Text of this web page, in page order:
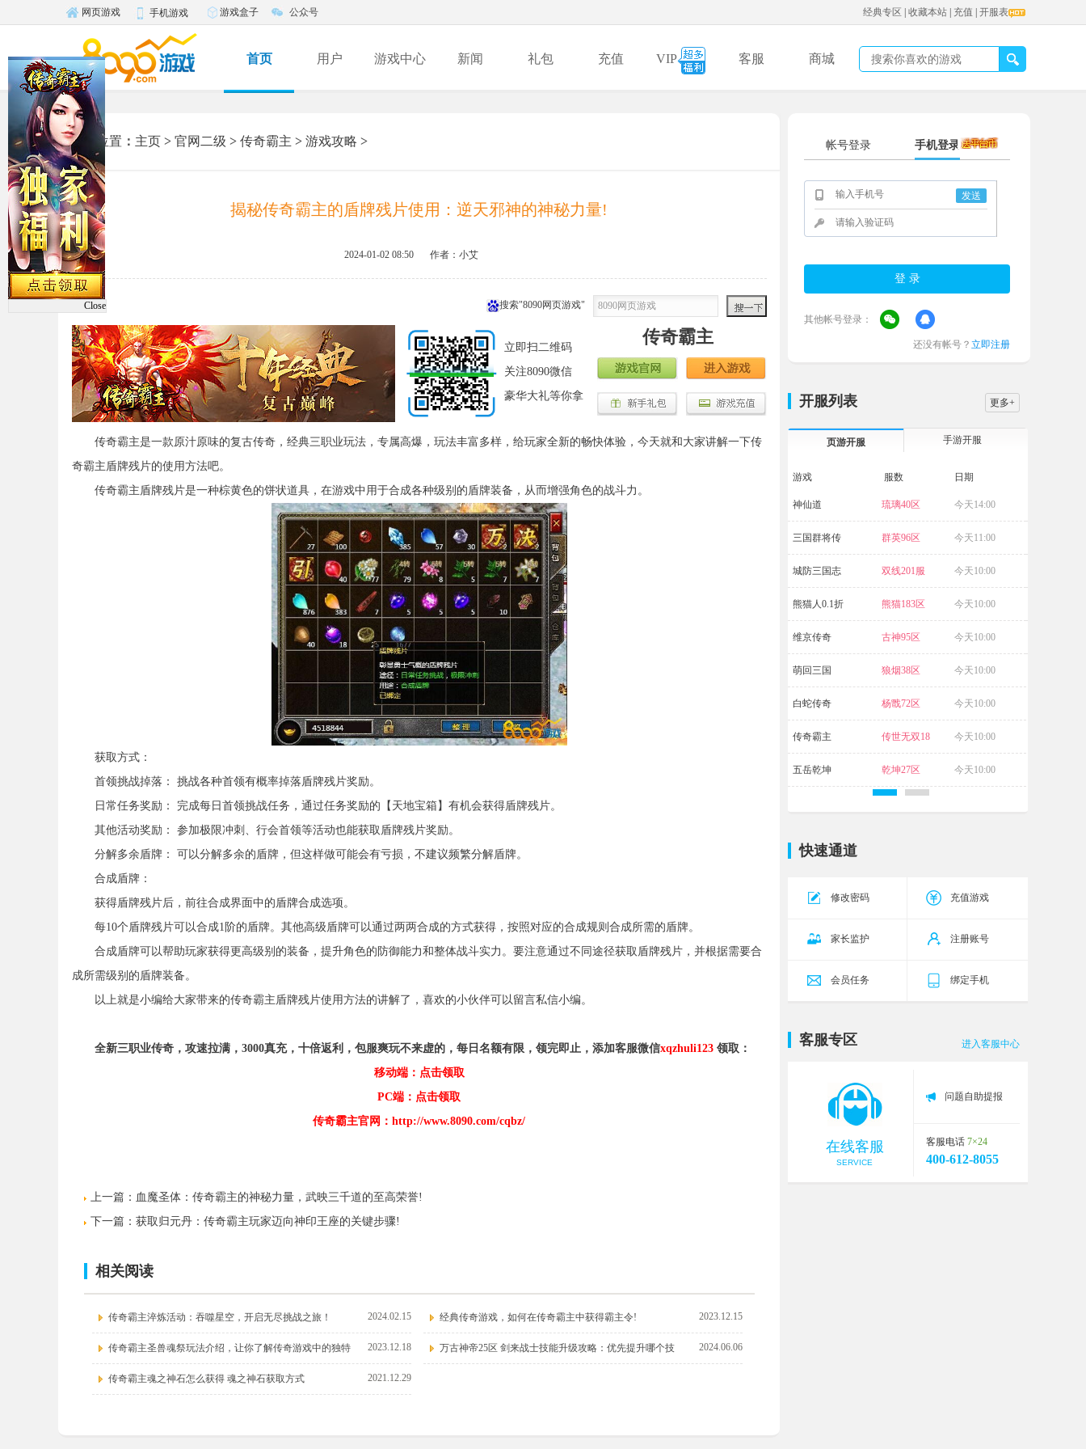
网页游戏 手机游戏 游戏盒子 公众号 经典专区 收藏本站 充值 开服表
首页 用户 游戏中心 新闻 礼包 充值 VIP 客服 商城
您的位置 ： 主页 > 官网二级 > 传奇霸主 > 游戏攻略 >
揭秘传奇霸主的盾牌残片使用：逆天邪神的神秘力量!
2024-01-02 08:50 作者：小艾
搜索"8090网页游戏"
立即扫二维码
关注8090微信
豪华大礼等你拿
传奇霸主
传奇霸主是一款原汁原味的复古传奇，经典三职业玩法，专属高爆，玩法丰富多样，给玩家全新的畅快体验，今天就和大家讲解一下传
奇霸主盾牌残片的使用方法吧。
传奇霸主盾牌残片是一种棕黄色的饼状道具，在游戏中用于合成各种级别的盾牌装备，从而增强角色的战斗力。
获取方式：
首领挑战掉落： 挑战各种首领有概率掉落盾牌残片奖励。
日常任务奖励： 完成每日首领挑战任务，通过任务奖励的【天地宝箱】有机会获得盾牌残片。
其他活动奖励： 参加极限冲刺、行会首领等活动也能获取盾牌残片奖励。
分解多余盾牌： 可以分解多余的盾牌，但这样做可能会有亏损，不建议频繁分解盾牌。
合成盾牌：
获得盾牌残片后，前往合成界面中的盾牌合成选项。
每10个盾牌残片可以合成1阶的盾牌。其他高级盾牌可以通过两两合成的方式获得，按照对应的合成规则合成所需的盾牌。
合成盾牌可以帮助玩家获得更高级别的装备，提升角色的防御能力和整体战斗实力。要注意通过不同途径获取盾牌残片，并根据需要合
成所需级别的盾牌装备。
以上就是小编给大家带来的传奇霸主盾牌残片使用方法的讲解了，喜欢的小伙伴可以留言私信小编。
全新三职业传奇，攻速拉满，3000真充，十倍返利，包服爽玩不来虚的，每日名额有限，领完即止，添加客服微信xqzhuli123领取：
移动端：点击领取
PC端：点击领取
传奇霸主官网：http://www.8090.com/cqbz/
上一篇： 血魔圣体：传奇霸主的神秘力量，武映三千道的至高荣誉!
下一篇： 获取归元丹：传奇霸主玩家迈向神印王座的关键步骤!
相关阅读
传奇霸主淬炼活动：吞噬星空，开启无尽挑战之旅！ 2024.02.15 经典传奇游戏，如何在传奇霸主中获得霸主令! 2023.12.15
传奇霸主圣兽魂祭玩法介绍，让你了解传奇游戏中的独特 2023.12.18 万古神帝25区 剑来战士技能升级攻略：优先提升哪个技 2024.06.06
传奇霸主魂之神石怎么获得 魂之神石获取方式 2021.12.29
帐号登录 手机登录
发送
其他帐号登录：
还没有帐号？ 立即注册
开服列表 更多+
页游开服 手游开服
游戏 服数 日期
神仙道 琉璃40区 今天14:00
三国群将传 群英96区 今天11:00
城防三国志 双线201服 今天10:00
熊猫人0.1折 熊猫183区 今天10:00
维京传奇 古神95区 今天10:00
萌回三国 狼烟38区 今天10:00
白蛇传奇 杨戬72区 今天10:00
传奇霸主 传世无双18
区
今天10:00
五岳乾坤 乾坤27区 今天10:00
快速通道
修改密码 充值游戏
家长监护 注册账号
会员任务 绑定手机
进入客服中心
客服专区
在线客服
SERVICE
问题自助提报
客服电话 7×24
400-612-8055
Close